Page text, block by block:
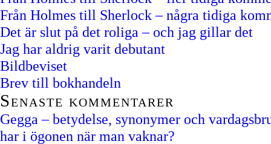
Från Holmes till Sherlock – några tidiga
Det är slut på det roliga – och jag gillar det
Jag har aldrig varit debutant
Bildbeviset
Brev till bokhandeln
Senaste kommentarer
Gegga – betydelse, synonymer och
har i ögonen när man vaknar?